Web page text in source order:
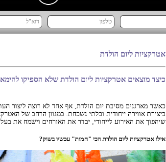
אטרקציות ליום הולדת
כיצד מוצאים אטרקציות ליום הולדת שלא הספיקו
כאשר מארגנים מסיבת יום הולדת, אף אחד לא רוצה ליצור
ביצירת אווירה ייחודית ובלתי נשכחת. במגוון הרחב של
שיהפוך את האירוע לייחודי, יבדר את האורחים וישמח את
אילו אטרקציות ליום הולדת הכי "חמות" עכשיו בשוק?